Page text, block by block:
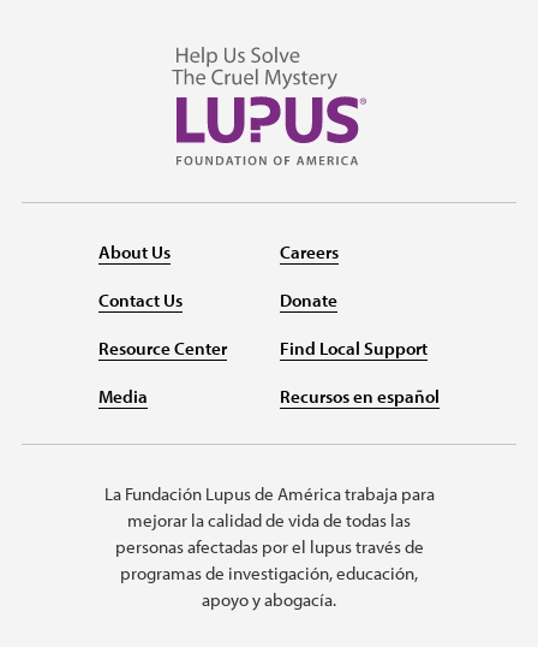
About Us
Contact Us
Resource Center
Media
Careers
Donate
Find Local Support
Recursos en español
La Fundación Lupus de América trabaja para
mejorar la calidad de vida de todas las
personas afectadas por el lupus través de
programas de investigación, educación,
apoyo y abogacía.